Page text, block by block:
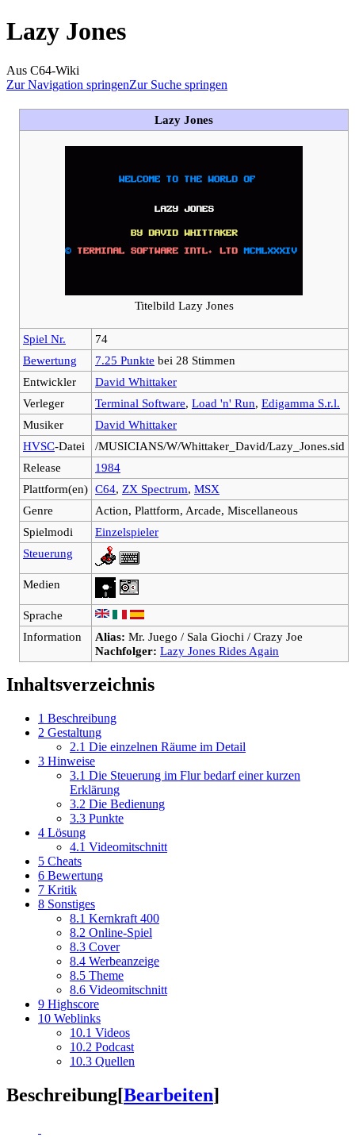
Lazy Jones
Aus C64-Wiki
Zur Navigation springenZur Suche springen
Lazy Jones
Titelbild Lazy Jones
Spiel Nr.
74
Bewertung
7.25 Punkte bei 28 Stimmen
Entwickler
David Whittaker
Verleger
Terminal Software, Load 'n' Run, Edigamma S.r.l.
Musiker
David Whittaker
HVSC-Datei
/MUSICIANS/W/Whittaker_David/Lazy_Jones.sid
Release
1984
Plattform(en) C64, ZX Spectrum, MSX
Genre
Action, Plattform, Arcade, Miscellaneous
Spielmodi
Einzelspieler
Steuerung
Medien
Sprache
Information
Alias: Mr. Juego / Sala Giochi / Crazy Joe
Nachfolger: Lazy Jones Rides Again
Inhaltsverzeichnis
1 Beschreibung
2 Gestaltung
2.1 Die einzelnen Räume im Detail
3 Hinweise
3.1 Die Steuerung im Flur bedarf einer kurzen
Erklärung
3.2 Die Bedienung
3.3 Punkte
4 Lösung
4.1 Videomitschnitt
5 Cheats
6 Bewertung
7 Kritik
8 Sonstiges
8.1 Kernkraft 400
8.2 Online-Spiel
8.3 Cover
8.4 Werbeanzeige
8.5 Theme
8.6 Videomitschnitt
9 Highscore
10 Weblinks
10.1 Videos
10.2 Podcast
10.3 Quellen
Beschreibung[Bearbeiten]